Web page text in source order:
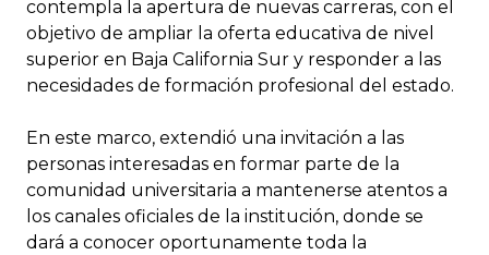
contempla la apertura de nuevas carreras, con el
objetivo de ampliar la oferta educativa de nivel
superior en Baja California Sur y responder a las
necesidades de formación profesional del estado.
En este marco, extendió una invitación a las
personas interesadas en formar parte de la
comunidad universitaria a mantenerse atentos a
los canales oficiales de la institución, donde se
dará a conocer oportunamente toda la